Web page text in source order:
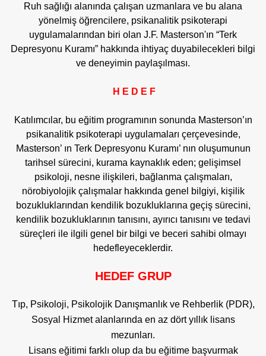
Ruh sağlığı alanında çalışan uzmanlara ve bu alana
yönelmiş öğrencilere, psikanalitik psikoterapi
uygulamalarından biri olan J.F. Masterson'ın “Terk
Depresyonu Kuramı” hakkında ihtiyaç duyabilecekleri bilgi
ve deneyimin paylaşılması.
H E D E F
Katılımcılar, bu eğitim programının sonunda Masterson’ın
psikanalitik psikoterapi uygulamaları çerçevesinde,
Masterson’ ın Terk Depresyonu Kuramı’ nın oluşumunun
tarihsel sürecini, kurama kaynaklık eden; gelişimsel
psikoloji, nesne ilişkileri, bağlanma çalışmaları,
nörobiyolojik çalışmalar hakkında genel bilgiyi, kişilik
bozukluklarından kendilik bozukluklarına geçiş sürecini,
kendilik bozukluklarının tanısını, ayırıcı tanısını ve tedavi
süreçleri ile ilgili genel bir bilgi ve beceri sahibi olmayı
hedefleyeceklerdir.
HEDEF GRUP
Tıp, Psikoloji, Psikolojik Danışmanlık ve Rehberlik (PDR),
Sosyal Hizmet alanlarında en az dört yıllık lisans
mezunları.
Lisans eğitimi farklı olup da bu eğitime başvurmak